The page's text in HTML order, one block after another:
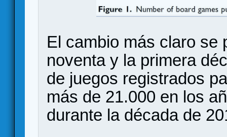
El cambio más claro se
noventa y la primera
de juegos registrados
más de 21.000 en los
durante la década de